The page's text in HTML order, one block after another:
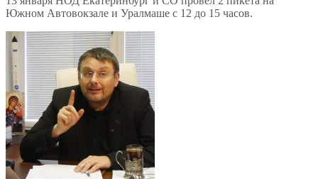
Южном Автовокзале и Уралмаше с 12 до 15 часов.